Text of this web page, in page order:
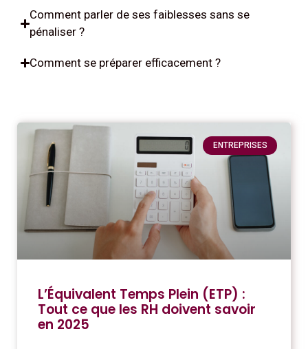
Comment parler de ses faiblesses sans se
pénaliser ?
Comment se préparer efficacement ?
ENTREPRISES
L’Équivalent Temps Plein (ETP) :
Tout ce que les RH doivent savoir
en 2025